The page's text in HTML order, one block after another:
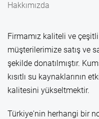
Hakkımızda
Firmamız kaliteli ve
müşterilerimize satış ve
şekilde donatılmıştır.
kısıtlı su kaynaklarının
kalitesini yükseltmektir.
Türkiye'nin herhangi bir